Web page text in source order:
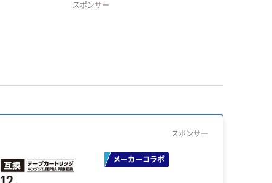
スポンサー
スポンサー
メーカーコラボ